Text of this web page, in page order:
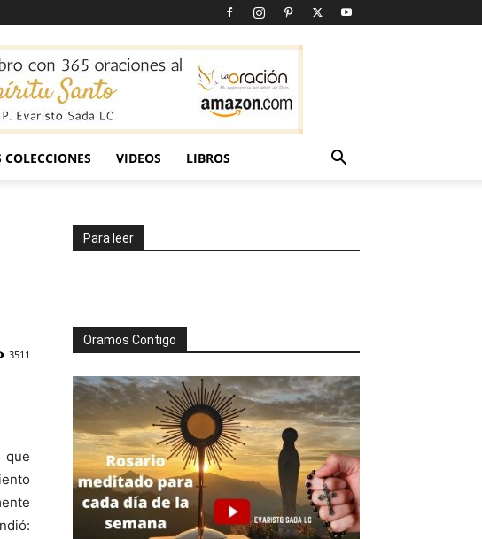
COLECCIONES VIDEOS LIBROS
3511
que
Para leer
Oramos Contigo